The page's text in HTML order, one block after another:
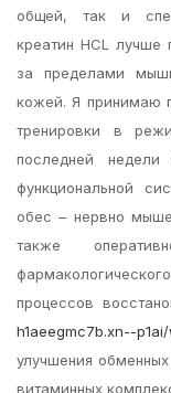
общей, так и
креатин HCL
за пределами
кожей. Я принимаю
тренировки в
последней
функциональной
обес – нервно
также
процессов
h1aeegmc7b.xn--
улучшения
витаминных